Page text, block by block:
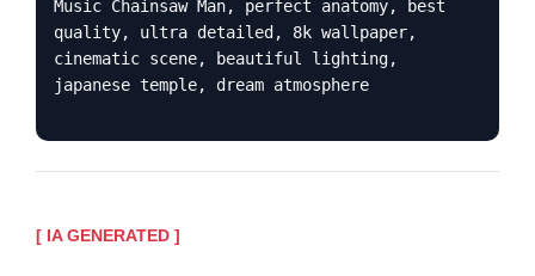
Music Chainsaw Man, perfect anatomy, best
quality, ultra detailed, 8k wallpaper,
cinematic scene, beautiful lighting,
japanese temple, dream atmosphere
[ IA GENERATED ]